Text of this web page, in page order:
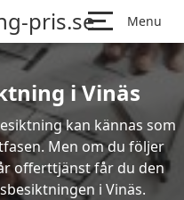
pris.se Menu
i Vinäs
kan kännas som
Men om du följer
offerttjänst får du den
i Vinäs.